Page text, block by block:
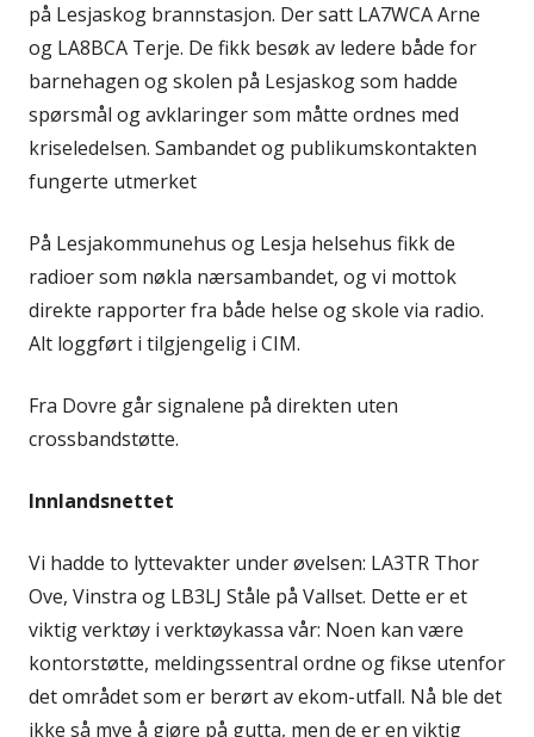
på Lesjaskog brannstasjon. Der satt LA7WCA Arne
og LA8BCA Terje. De fikk besøk av ledere både for
barnehagen og skolen på Lesjaskog som hadde
spørsmål og avklaringer som måtte ordnes med
kriseledelsen. Sambandet og publikumskontakten
fungerte utmerket
På Lesjakommunehus og Lesja helsehus fikk de
radioer som nøkla nærsambandet, og vi mottok
direkte rapporter fra både helse og skole via radio.
Alt loggført i tilgjengelig i CIM.
Fra Dovre går signalene på direkten uten
crossbandstøtte.
Innlandsnettet
Vi hadde to lyttevakter under øvelsen: LA3TR Thor
Ove, Vinstra og LB3LJ Ståle på Vallset. Dette er et
viktig verktøy i verktøykassa vår: Noen kan være
kontorstøtte, meldingssentral ordne og fikse utenfor
det området som er berørt av ekom-utfall. Nå ble det
ikke så mye å gjøre på gutta, men de er en viktig